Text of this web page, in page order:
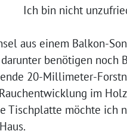
Ich bin nicht
aus einem Balkon-
benötigen noch
20-Millimeter-
im
Tischplatte möchte ich